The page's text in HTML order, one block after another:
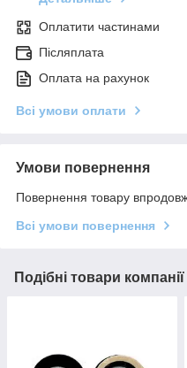
Оплатити частинами
Післяплата
Оплата на рахунок
Всі умови оплати
Умови повернення
Повернення товару
Всі умови повернення
Подібні товари компанії